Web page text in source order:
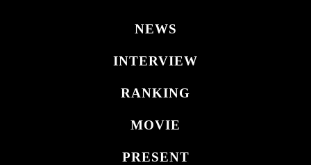
NEWS
INTERVIEW
RANKING
MOVIE
PRESENT